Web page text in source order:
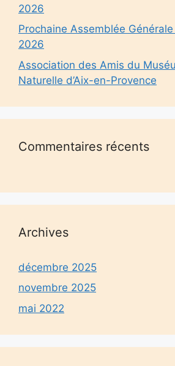
2026
Prochaine Assemblée Générale
2026
Association des Amis du
Naturelle d’Aix-en-Provence
Commentaires récents
Archives
décembre 2025
novembre 2025
mai 2022